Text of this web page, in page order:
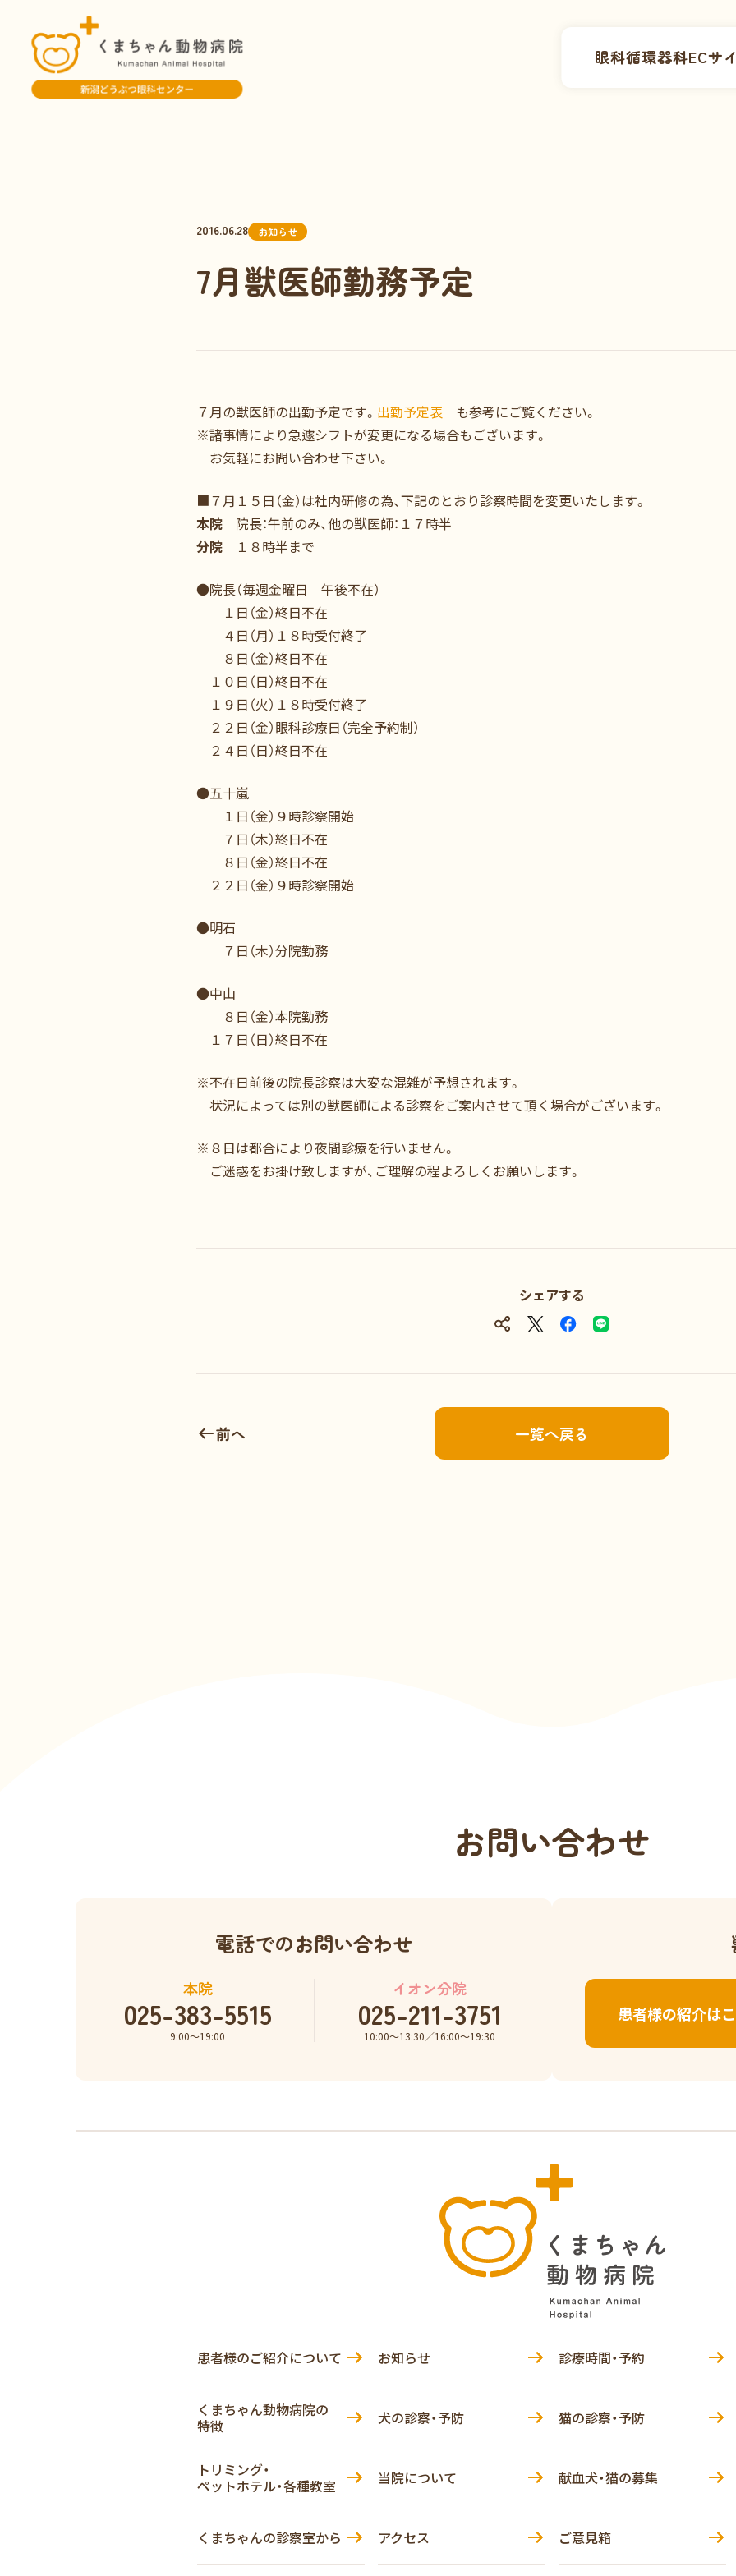
眼科循環器科ECサ
2016.06.28 お知らせ
7月獣医師勤務予定
７月の獣医師の出勤予定です。 出勤予定表 も参考にご覧ください。
※諸事情により急遽シフトが変更になる場合もございます。
お気軽にお問い合わせ下さい。
■７月１５日（金）は社内研修の為、下記のとおり診察時間を変更いたします。
本院 院長：午前のみ、他の獣医師：１７時半
分院 １８時半まで
●院長（毎週金曜日 午後不在）
１日（金）終日不在
４日（月）１８時受付終了
８日（金）終日不在
１０日（日）終日不在
１９日（火）１８時受付終了
２２日（金）眼科診療日（完全予約制）
２４日（日）終日不在
●五十嵐
１日（金）９時診察開始
７日（木）終日不在
８日（金）終日不在
２２日（金）９時診察開始
●明石
７日（木）分院勤務
●中山
８日（金）本院勤務
１７日（日）終日不在
※不在日前後の院長診察は大変な混雑が予想されます。
状況によっては別の獣医師による診察をご案内させて頂く場合がございます。
※８日は都合により夜間診療を行いません。
ご迷惑をお掛け致しますが、ご理解の程よろしくお願いします。
シェアする
前へ 一覧へ戻る
お問い合わせ
電話でのお問い合わせ
本院
025-383-5515
9:00〜19:00
イオン分院
025-211-3751
10:00〜13:30／16:00〜19:30
患者様の紹介は
患者様のご紹介について お知らせ 診療時間・予約
くまちゃん動物病院の
特徴
犬の診察・予防 猫の診察・予防
トリミング・
ペットホテル・各種教室
当院について 献血犬・猫の募集
くまちゃんの診察室から アクセス ご意見箱